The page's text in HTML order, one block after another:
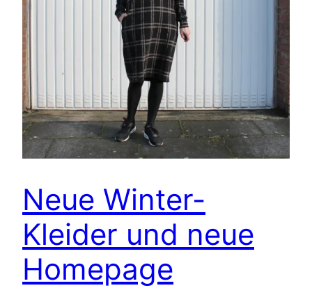
Neue Winter-
Kleider und neue
Homepage